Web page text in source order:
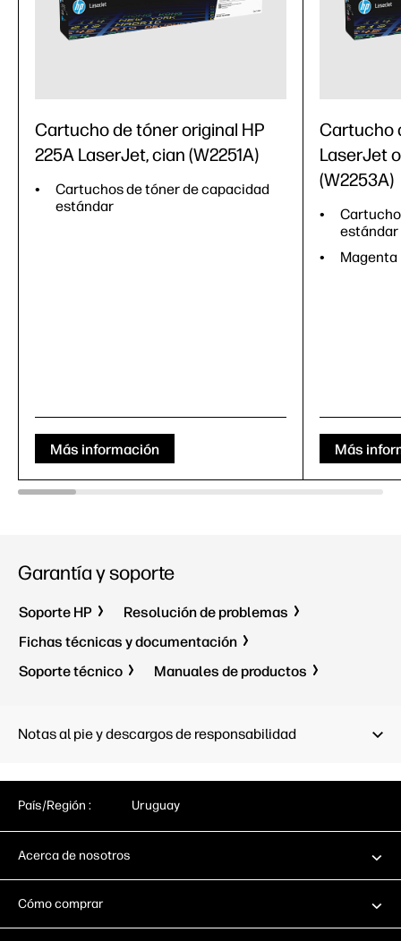
Cartucho de tóner original HP
225A LaserJet, cian (W2251A)
Cartuchos de tóner de capacidad
estándar
Más información
Cartucho
LaserJet
(W2253A)
estándar
Magenta
Más
Garantía y soporte
Soporte HP
Resolución de problemas
Fichas técnicas y documentación
Soporte técnico
Manuales de productos
Notas al pie y descargos de responsabilidad
País/Región : Uruguay
Acerca de nosotros
Cómo comprar